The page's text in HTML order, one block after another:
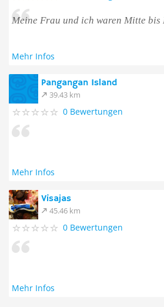
Meine Frau und ich waren Mitte bis
Mehr Infos
Pangangan Island
39.43 km
0 Bewertungen
Mehr Infos
Visajas
45.46 km
0 Bewertungen
Mehr Infos